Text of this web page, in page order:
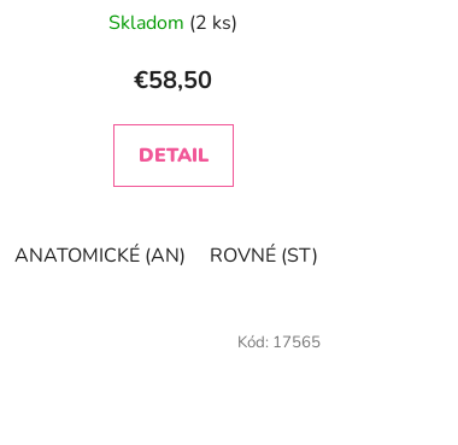
Skladom (2 ks)
€58,50
DETAIL
ANATOMICKÉ (AN) ROVNÉ (ST)
Kód: 17565